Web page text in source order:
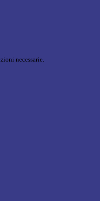
necessarie.